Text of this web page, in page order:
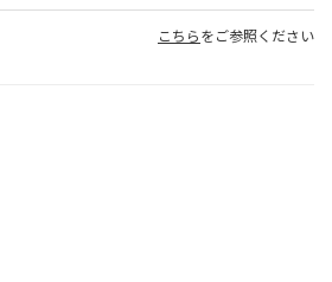
こちらをご参照ください